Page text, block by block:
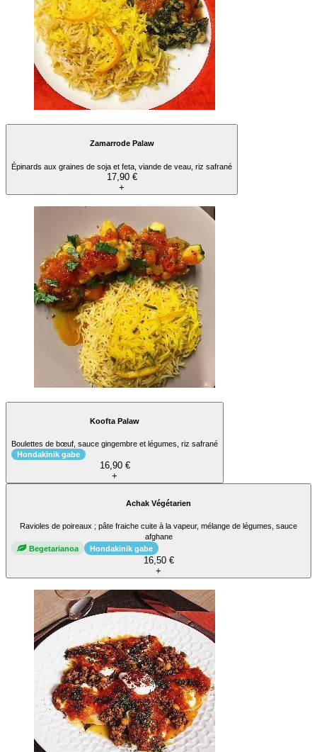
Zamarrode Palaw
Épinards aux graines de soja et feta, viande de veau, riz safrané
17,90 €
+
Koofta Palaw
Boulettes de bœuf, sauce gingembre et légumes, riz safrané
Hondakinik gabe
16,90 €
+
Achak Végétarien
Ravioles de poireaux ; pâte fraiche cuite à la vapeur, mélange de légumes, sauce
afghane
Begetarianoa
Hondakinik gabe
16,50 €
+